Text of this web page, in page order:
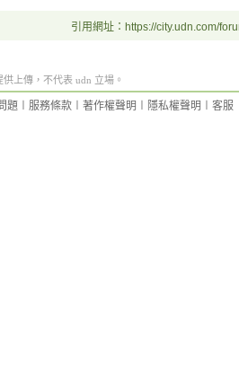
引用網址：https://city.udn.com/
上傳，不代表 udn 立場。
題 服務條款 著作權聲明 隱私權聲明 客服